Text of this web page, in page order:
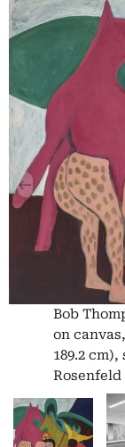
Bob
on
189.2